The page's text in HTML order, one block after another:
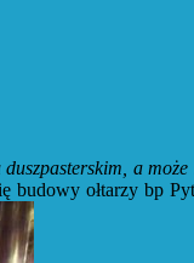
a może
budowy ołtarzy bp